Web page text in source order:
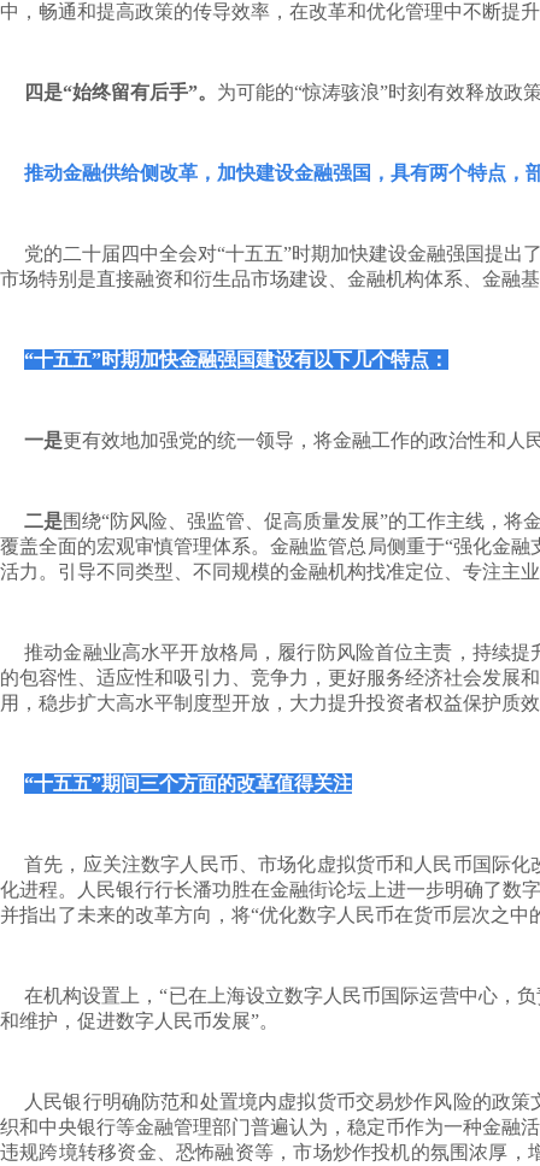
中，畅通和提高政策的传导效率，在改革和优化管理中不断提
四是“始终留有后手”。 为可能的“惊涛骇浪”时刻有效释放政
推动金融供给侧改革，加快建设金融强国，具有两个特点，
党的二十届四中全会对“十五五”时期加快建设金融强国提
市场特别是直接融资和衍生品市场建设、金融机构体系、金融
“十五五”时期加快金融强国建设有以下几个特点：
一是更有效地加强党的统一领导，将金融工作的政治性和人
二是围绕“防风险、强监管、促高质量发展”的工作主线，
覆盖全面的宏观审慎管理体系。金融监管总局侧重于“强化金
活力。引导不同类型、不同规模的金融机构找准定位、专注主
推动金融业高水平开放格局，履行防风险首位主责，持续
的包容性、适应性和吸引力、竞争力，更好服务经济社会发展
用，稳步扩大高水平制度型开放，大力提升投资者权益保护质
“十五五”期间三个方面的改革值得关注
首先，应关注数字人民币、市场化虚拟货币和人民币国际
化进程。人民银行行长潘功胜在金融街论坛上进一步明确了数
并指出了未来的改革方向，将“优化数字人民币在货币层次之
在机构设置上，“已在上海设立数字人民币国际运营中心，
和维护，促进数字人民币发展”。
人民银行明确防范和处置境内虚拟货币交易炒作风险的政
织和中央银行等金融管理部门普遍认为，稳定币作为一种金融
违规跨境转移资金、恐怖融资等，市场炒作投机的氛围浓厚